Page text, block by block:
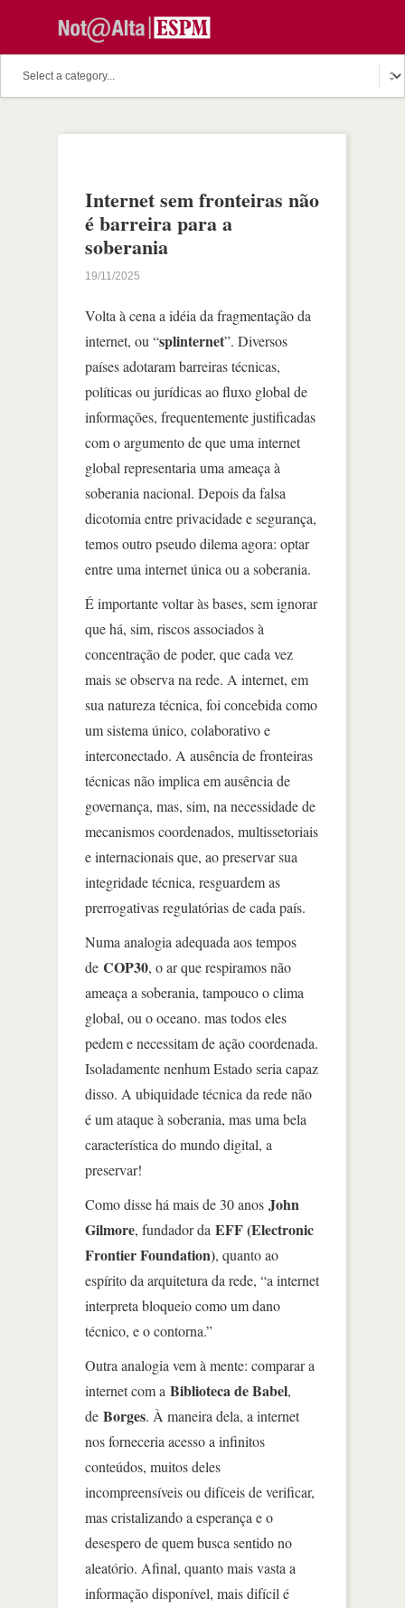
Internet sem fronteiras não
é barreira para a
soberania
19/11/2025
Volta à cena a idéia da fragmentação da
internet, ou “splinternet”. Diversos
países adotaram barreiras técnicas,
políticas ou jurídicas ao fluxo global de
informações, frequentemente justificadas
com o argumento de que uma internet
global representaria uma ameaça à
soberania nacional. Depois da falsa
dicotomia entre privacidade e segurança,
temos outro pseudo dilema agora: optar
entre uma internet única ou a soberania.
É importante voltar às bases, sem ignorar
que há, sim, riscos associados à
concentração de poder, que cada vez
mais se observa na rede. A internet, em
sua natureza técnica, foi concebida como
um sistema único, colaborativo e
interconectado. A ausência de fronteiras
técnicas não implica em ausência de
governança, mas, sim, na necessidade de
mecanismos coordenados, multissetoriais
e internacionais que, ao preservar sua
integridade técnica, resguardem as
prerrogativas regulatórias de cada país.
Numa analogia adequada aos tempos
de COP30, o ar que respiramos não
ameaça a soberania, tampouco o clima
global, ou o oceano. mas todos eles
pedem e necessitam de ação coordenada.
Isoladamente nenhum Estado seria capaz
disso. A ubiquidade técnica da rede não
é um ataque à soberania, mas uma bela
característica do mundo digital, a
preservar!
Como disse há mais de 30 anos John
Gilmore, fundador da EFF (Electronic
Frontier Foundation), quanto ao
espírito da arquitetura da rede, “a internet
interpreta bloqueio como um dano
técnico, e o contorna.”
Outra analogia vem à mente: comparar a
internet com a Biblioteca de Babel,
de Borges. À maneira dela, a internet
nos forneceria acesso a infinitos
conteúdos, muitos deles
incompreensíveis ou difíceis de verificar,
mas cristalizando a esperança e o
desespero de quem busca sentido no
aleatório. Afinal, quanto mais vasta a
informação disponível, mais difícil é